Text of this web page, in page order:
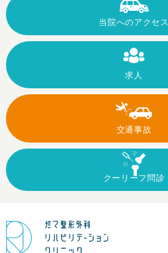
当院へのアクセス
求人
交通事故
クーリーフ 問診